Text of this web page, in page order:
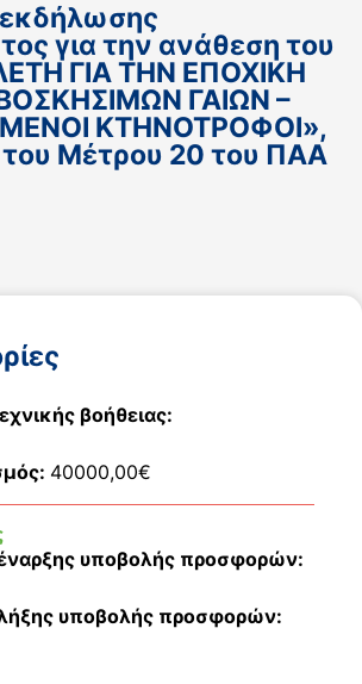
για την ανάθεση του
ΓΙΑ THN EΠΟΧΙΚΗ
ΓΑΙΩΝ –
ΚΤΗΝΟΤΡΟΦΟΙ»,
του Μέτρου 20 του ΠAA
βοήθειας:
40000,00€
υποβολής προσφορών:
υποβολής προσφορών: